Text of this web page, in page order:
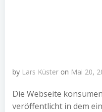
by Lars Küster on Mai 20,
Die Webseite
veröffentlicht in dem